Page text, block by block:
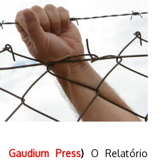
Gaudium Press) O Relatório